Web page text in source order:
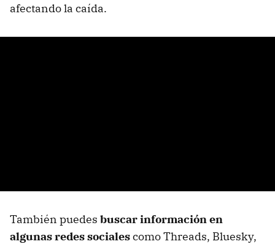
afectando la caída.
También puedes buscar información en
algunas redes socialescomo Threads, Bluesky,